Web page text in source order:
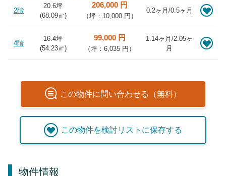
2階
20.6坪
(68.09㎡)
206,000 円
（坪：10,000 円）
0.2ヶ月/0.5ヶ月
4階
16.4坪
(54.23㎡)
99,000 円
（坪：6,035 円）
1.14ヶ月/2.05ヶ
月
この物件に問い合わせる（無料）
この物件を検討リストに保存する
物件情報